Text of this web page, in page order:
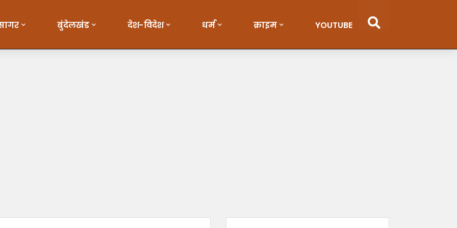
बुंदेलखंड देश-विदेश धर्म क्राइम YOUTUBE